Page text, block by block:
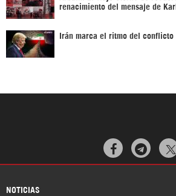
renacimiento del mensaje de
Irán marca el ritmo del conflicto
NOTICIAS